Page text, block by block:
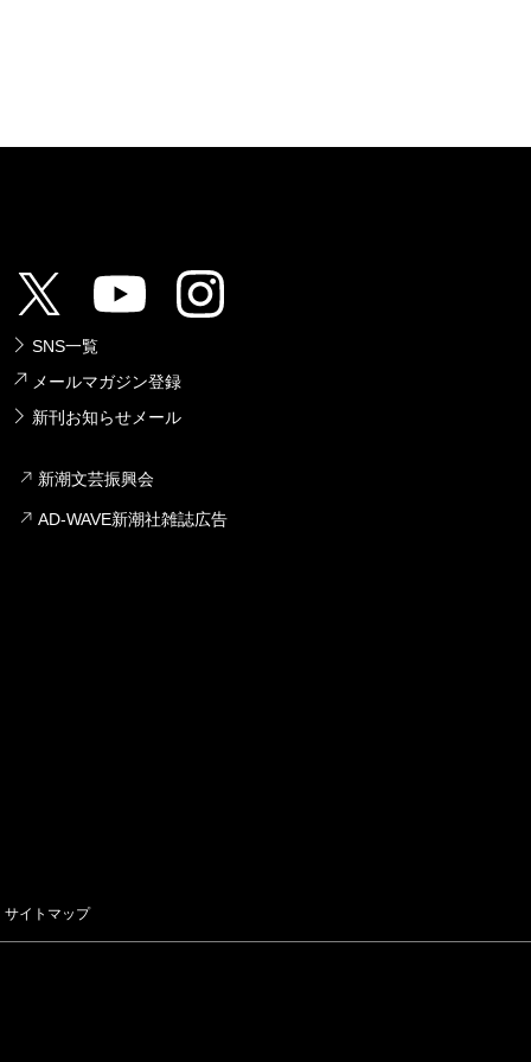
SNS一覧
メールマガジン登録
新刊お知らせメール
新潮文芸振興会
AD-WAVE新潮社雑誌広告
サイトマップ